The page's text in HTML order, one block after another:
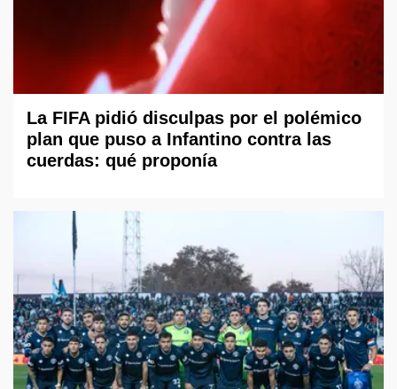
La FIFA pidió disculpas por el polémico
plan que puso a Infantino contra las
cuerdas: qué proponía